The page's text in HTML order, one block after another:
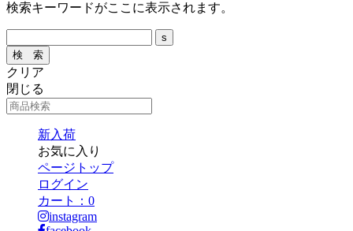
検索キーワードがここに表示されます。
クリア
閉じる
新入荷
お気に入り
ページトップ
ログイン
カート： 0
instagram